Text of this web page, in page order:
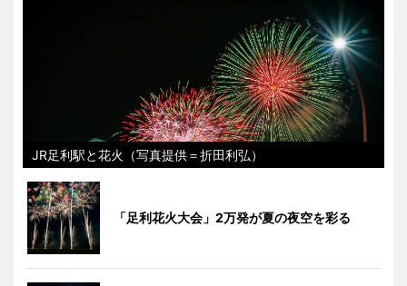
JR足利駅と花火（写真提供＝折田利弘）
「足利花火大会」2万発が夏の夜空を彩る